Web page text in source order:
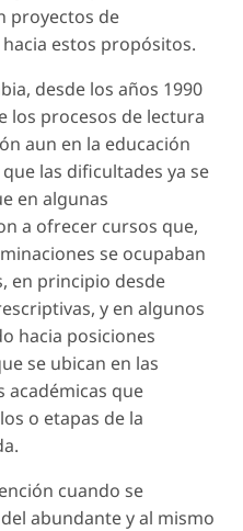
proyectos de
estos propósitos.
desde los años 1990
los procesos de lectura
aun en la educación
las dificultades ya se
en algunas
a ofrecer cursos que,
se ocupaban
en principio desde
y en algunos
hacia posiciones
se ubican en las
académicas que
o etapas de la
cuando se
abundante y al mismo